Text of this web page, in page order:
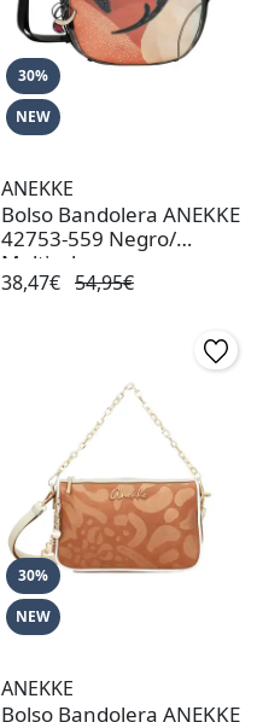
30%
NEW
ANEKKE
Bolso Bandolera ANEKKE
42753-559 Negro/
Multicolor
38,47€ 54,95€
30%
NEW
ANEKKE
Bolso Bandolera ANEKKE